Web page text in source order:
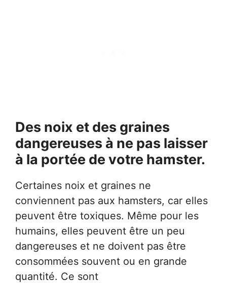
Des noix et des graines
dangereuses à ne pas laisser
à la portée de votre hamster.
Certaines noix et graines ne
conviennent pas aux hamsters, car elles
peuvent être toxiques. Même pour les
humains, elles peuvent être un peu
dangereuses et ne doivent pas être
consommées souvent ou en grande
quantité. Ce sont